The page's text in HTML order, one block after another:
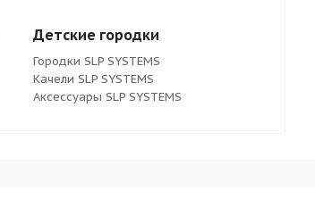
Детские городки
Городки SLP SYSTEMS
Качели SLP SYSTEMS
Аксессуары SLP SYSTEMS